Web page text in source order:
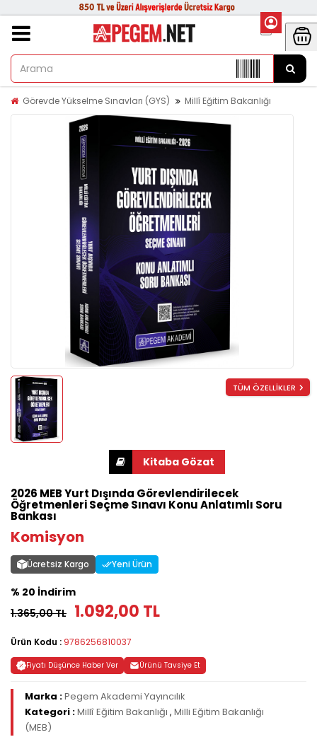
Görevde Yükselme Sınavları (GYS) Millî Eğitim Bakanlığı
TÜM ÖZELLİKLER
2026 MEB Yurt Dışında Görevlendirilecek
Öğretmenleri Seçme Sınavı Konu Anlatımlı Soru
Bankası
Komisyon
Ücretsiz Kargo Yeni Ürün
% 20 İndirim
1.365,00 TL 1.092,00 TL
Ürün Kodu : 9786256810037
Fiyatı Düşünce Haber Ver Ürünü Tavsiye Et
Marka :Pegem Akademi Yayıncılık
Kategori :Millî Eğitim Bakanlığı , Milli Eğitim Bakanlığı
(MEB)